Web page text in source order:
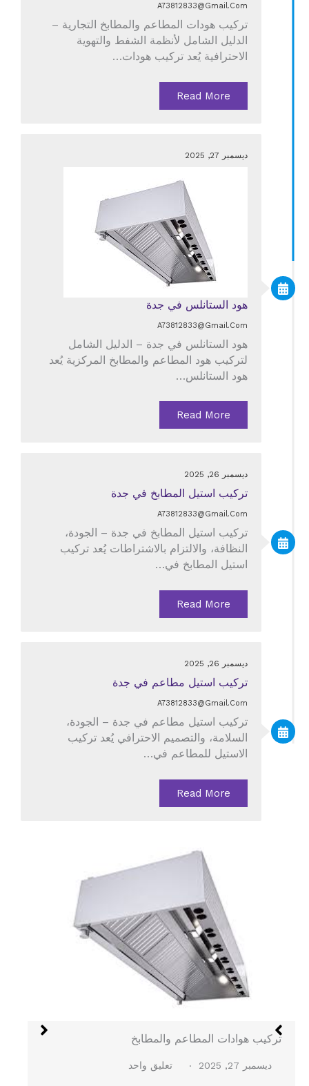
A73812833@gmail.com
تركيب هودات المطاعم والمطابخ التجارية –
الدليل الشامل لأنظمة الشفط والتهوية
الاحترافية يُعد تركيب هودات…
Read More
ديسمبر 27, 2025
هود الستانلس في جدة
A73812833@gmail.com
هود الستانلس في جدة – الدليل الشامل
لتركيب هود المطاعم والمطابخ المركزية يُعد
هود الستانلس…
Read More
ديسمبر 26, 2025
تركيب استيل المطابخ في جدة
A73812833@gmail.com
تركيب استيل المطابخ في جدة – الجودة،
النظافة، والالتزام بالاشتراطات يُعد تركيب
استيل المطابخ في…
Read More
ديسمبر 26, 2025
تركيب استيل مطاعم في جدة
A73812833@gmail.com
تركيب استيل مطاعم في جدة – الجودة،
السلامة، والتصميم الاحترافي يُعد تركيب
الاستيل للمطاعم في…
Read More
هود الستانلس في جدة
ديسمبر 27, 2025 لا توجد تعليقات